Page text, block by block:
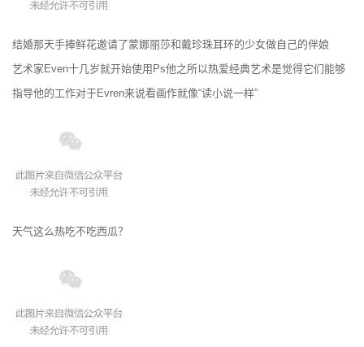
结婚那天手捧鲜花邀请了蒙娜丽莎和戴珍珠耳环的少女做自己的伴娘
艺术家Even十几岁就开始使用Ps他之所以热爱经典艺术是觉得它们能够
指导他的工作对于Evren来说看画作就像“读小说一样”
天气这么热吃不吃西瓜？